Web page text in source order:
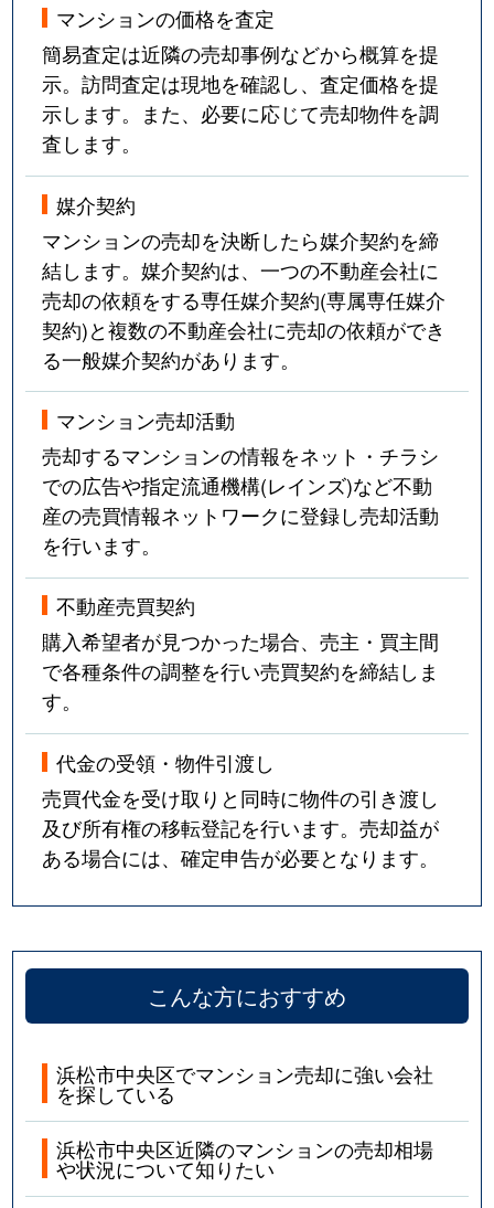
マンションの価格を査定
簡易査定は近隣の売却事例などから概算を提
示。訪問査定は現地を確認し、査定価格を提
示します。また、必要に応じて売却物件を調
査します。
媒介契約
マンションの売却を決断したら媒介契約を締
結します。媒介契約は、一つの不動産会社に
売却の依頼をする専任媒介契約(専属専任媒介
契約)と複数の不動産会社に売却の依頼ができ
る一般媒介契約があります。
マンション売却活動
売却するマンションの情報をネット・チラシ
での広告や指定流通機構(レインズ)など不動
産の売買情報ネットワークに登録し売却活動
を行います。
不動産売買契約
購入希望者が見つかった場合、売主・買主間
で各種条件の調整を行い売買契約を締結しま
す。
代金の受領・物件引渡し
売買代金を受け取りと同時に物件の引き渡し
及び所有権の移転登記を行います。売却益が
ある場合には、確定申告が必要となります。
こんな方におすすめ
浜松市中央区でマンション売却に強い会社
を探している
浜松市中央区近隣のマンションの売却相場
や状況について知りたい